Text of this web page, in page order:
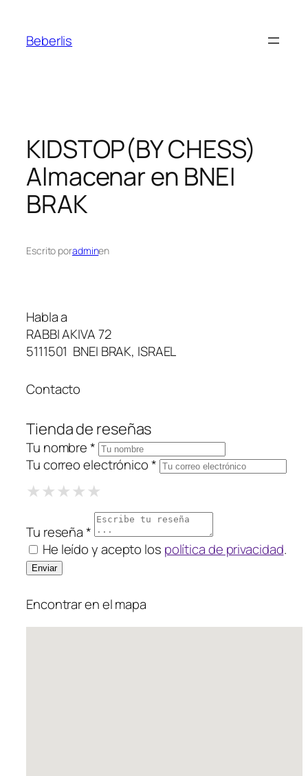
Beberlis
KIDSTOP(BY CHESS)
Almacenar en BNEI
BRAK
Escrito poradminen
Habla a
RABBI AKIVA 72
5111501 BNEI BRAK, ISRAEL
Contacto
Tienda de reseñas
Tu nombre *
Tu correo electrónico *
★1 Star
★★2 Stars
★★★3 Stars
★★★★4 Stars
★★★★★
Tu reseña *
He leído y acepto los política de privacidad.
Encontrar en el mapa